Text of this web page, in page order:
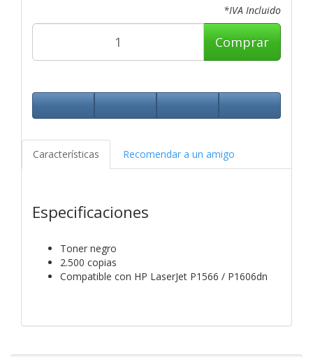
*IVA Incluido
Comprar
Características Recomendar a un amigo
Especificaciones
Toner negro
2.500 copias
Compatible con HP LaserJet P1566 / P1606dn